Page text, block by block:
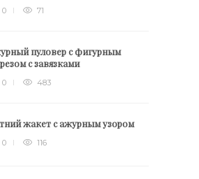
0 71
пуловер с фигурным
с завязками
0 483
жакет с ажурным узором
0 116